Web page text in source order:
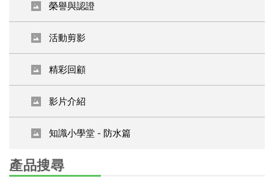
榮譽與認證
活動剪影
精彩回顧
影片介紹
知識小學堂 - 防水篇
產品搜尋